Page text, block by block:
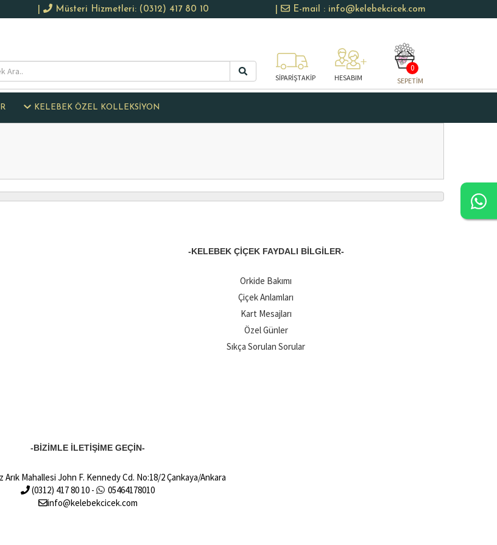
E-mail : info@kelebekcicek.com
Müsteri Hizmetleri: (0312) 417 80 10
SİPARİŞTAKİP HESABIM
0
SEPETİM
KELEBEK ÖZEL KOLLEKSİYON
-KELEBEK ÇIÇEK FAYDALI BILGILER-
Orkide Bakımı
Çiçek Anlamları
Kart Mesajları
Özel Günler
Sıkça Sorulan Sorular
-BİZİMLE İLETİŞİME GEÇİN-
Arık Mahallesi John F. Kennedy Cd. No:18/2 Çankaya/Ankara
(0312) 417 80 10 -
05464178010
info@kelebekcicek.com